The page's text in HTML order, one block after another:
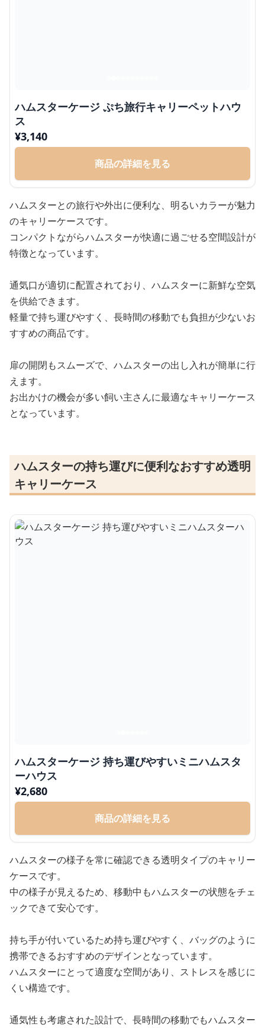
ハムスターケージ ぷち旅行キャリーペットハウ
ス
¥3,140
商品の詳細を見る
ハムスターとの旅行や外出に便利な、明るいカラーが魅力
のキャリーケースです。
コンパクトながらハムスターが快適に過ごせる空間設計が
特徴となっています。
通気口が適切に配置されており、ハムスターに新鮮な空気
を供給できます。
軽量で持ち運びやすく、長時間の移動でも負担が少ないお
すすめの商品です。
扉の開閉もスムーズで、ハムスターの出し入れが簡単に行
えます。
お出かけの機会が多い飼い主さんに最適なキャリーケース
となっています。
ハムスターの持ち運びに便利なおすすめ透明
キャリーケース
ハムスターケージ 持ち運びやすいミニハムスタ
ーハウス
¥2,680
商品の詳細を見る
ハムスターの様子を常に確認できる透明タイプのキャリー
ケースです。
中の様子が見えるため、移動中もハムスターの状態をチェ
ックできて安心です。
持ち手が付いているため持ち運びやすく、バッグのように
携帯できるおすすめのデザインとなっています。
ハムスターにとって適度な空間があり、ストレスを感じに
くい構造です。
通気性も考慮された設計で、長時間の移動でもハムスター